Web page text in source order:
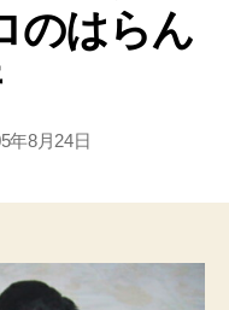
はらん
年8月24日